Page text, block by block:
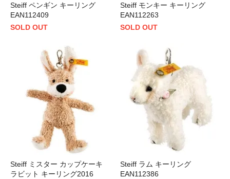
Steiff ペンギン キーリング
EAN112409
SOLD OUT
Steiff モンキー キーリング
EAN112263
SOLD OUT
Steiff ミスター カップケーキ
ラビット キーリング2016
Steiff ラム キーリング
EAN112386